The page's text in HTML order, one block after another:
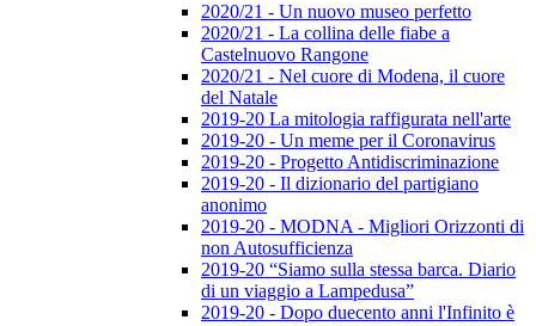
2020/21 - Un nuovo museo perfetto
2020/21 - La collina delle fiabe a
Castelnuovo Rangone
2020/21 - Nel cuore di Modena, il cuore
del Natale
2019-20 La mitologia raffigurata nell'arte
2019-20 - Un meme per il Coronavirus
2019-20 - Progetto Antidiscriminazione
2019-20 - Il dizionario del partigiano
anonimo
2019-20 - MODNA - Migliori Orizzonti di
non Autosufficienza
2019-20 “Siamo sulla stessa barca. Diario
di un viaggio a Lampedusa”
2019-20 - Dopo duecento anni l'Infinito è